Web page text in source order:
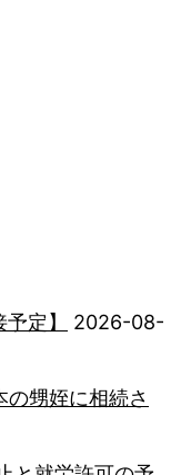
定】
2026-08-
甥姪に相続さ